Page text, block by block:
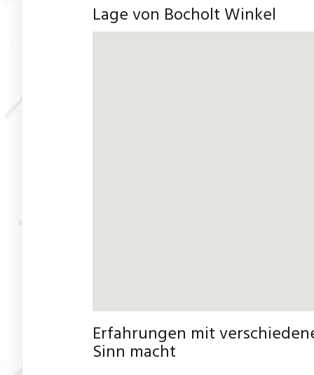
Lage von Bocholt Winkel
Erfahrungen mit
Sinn macht